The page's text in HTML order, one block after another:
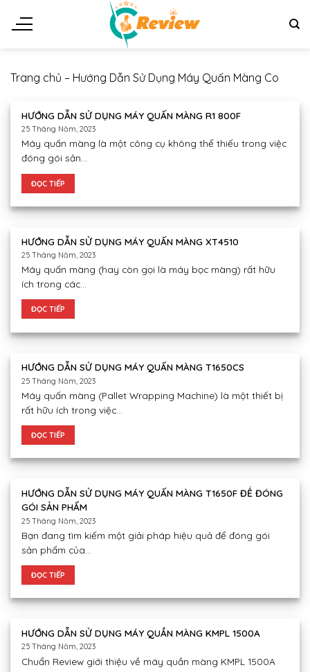
đến
Trang chủ – Hướng Dẫn Sử Dụng Máy Quấn Màng Co
HƯỚNG DẪN SỬ DỤNG MÁY QUẤN MÀNG R1 800F
25 Tháng Năm, 2023
Máy quấn màng là một công cụ không thể thiếu trong việc
đóng gói sản...
ĐỌC TIẾP
HƯỚNG DẪN SỬ DỤNG MÁY QUẤN MÀNG XT4510
25 Tháng Năm, 2023
Máy quấn màng (hay còn gọi là máy bọc màng) rất hữu
ích trong các...
ĐỌC TIẾP
HƯỚNG DẪN SỬ DỤNG MÁY QUẤN MÀNG T1650CS
25 Tháng Năm, 2023
Máy quấn màng (Pallet Wrapping Machine) là một thiết bị
rất hữu ích trong việc...
ĐỌC TIẾP
HƯỚNG DẪN SỬ DỤNG MÁY QUẤN MÀNG T1650F ĐỂ ĐÓNG
GÓI SẢN PHẨM
25 Tháng Năm, 2023
Bạn đang tìm kiếm một giải pháp hiệu quả để đóng gói
sản phẩm của...
ĐỌC TIẾP
HƯỚNG DẪN SỬ DỤNG MÁY QUẦN MÀNG KMPL 1500A
25 Tháng Năm, 2023
Chuẩn Review giới thiệu về máy quần màng KMPL 1500A